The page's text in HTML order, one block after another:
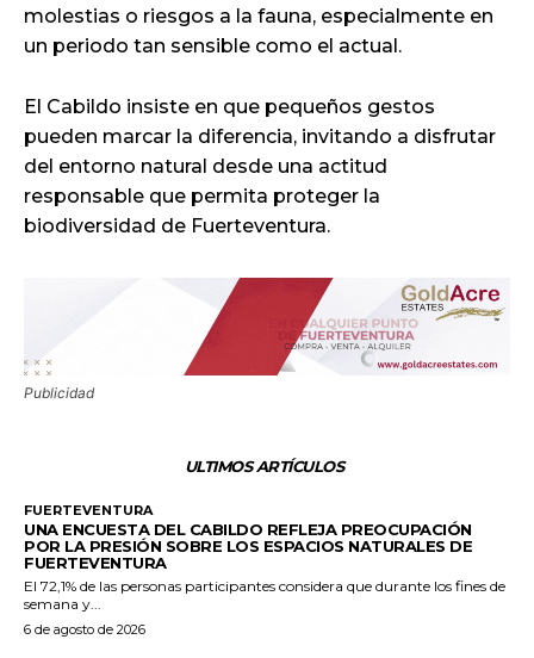
molestias o riesgos a la fauna, especialmente en
un periodo tan sensible como el actual.
El Cabildo insiste en que pequeños gestos
pueden marcar la diferencia, invitando a disfrutar
del entorno natural desde una actitud
responsable que permita proteger la
biodiversidad de Fuerteventura.
Publicidad
ULTIMOS ARTÍCULOS
FUERTEVENTURA
UNA ENCUESTA DEL CABILDO REFLEJA PREOCUPACIÓN
POR LA PRESIÓN SOBRE LOS ESPACIOS NATURALES DE
FUERTEVENTURA
El 72,1% de las personas participantes considera que durante los fines de
semana y...
6 de agosto de 2026